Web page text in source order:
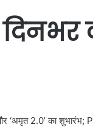
‘अमृत 2.0’ का शुभारंभ;